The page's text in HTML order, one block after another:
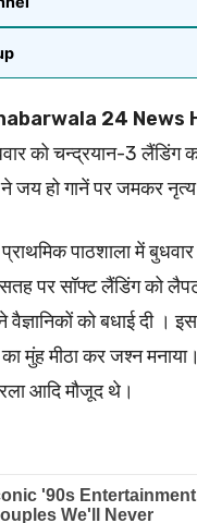
24 News
को चन्द्रयान-3
ने जय हो गानें पर जमकर
पाठशाला में
पर सॉफ्ट लैंडिंग को
वैज्ञानिकों को बधाई दी ।
मुंह मीठा कर जश्न
आदि मौजूद थे।